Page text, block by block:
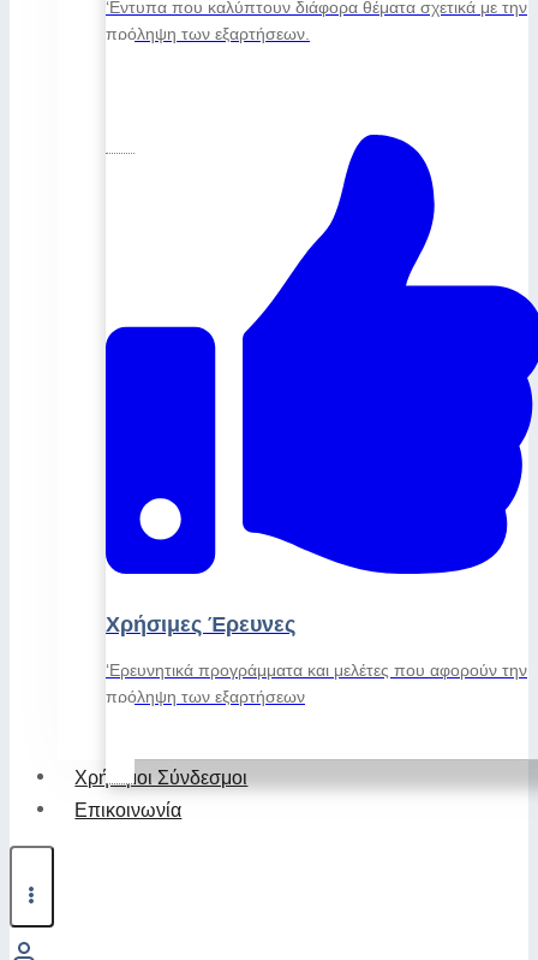
‘Εντυπα που καλύπτουν διάφορα θέματα σχετικά με την
πρόληψη των εξαρτήσεων.
Χρήσιμες Έρευνες
‘Ερευνητικά προγράμματα και μελέτες που αφορούν την
πρόληψη των εξαρτήσεων
Χρήσιμοι Σύνδεσμοι
Επικοινωνία